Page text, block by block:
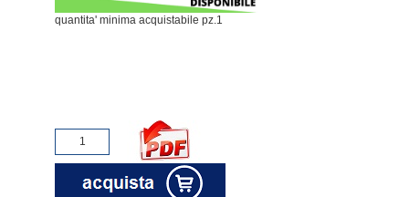
quantita' minima acquistabile pz.1